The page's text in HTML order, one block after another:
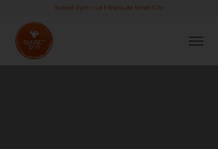
contenu
Sunset Gym – Le Fitness de Small City